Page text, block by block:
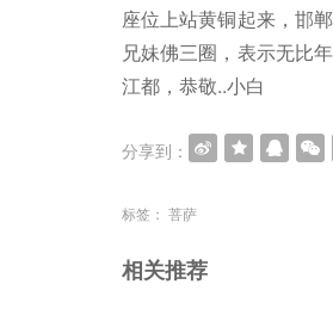
座位上站黄铜起来，邯
兄妹佛三圈，表示无比
江都，恭敬..小白
分享到：
标签： 菩萨
相关推荐